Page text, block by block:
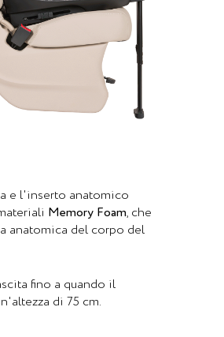
e l'inserto anatomico
Memory Foam, che
anatomica del corpo del
fino a quando il
di 75 cm.